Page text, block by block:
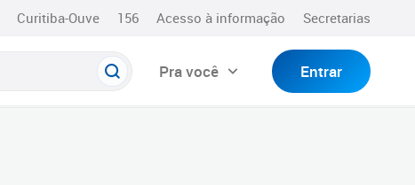
Curitiba-Ouve 156 Acesso à informação Secretarias
Pra você Entrar